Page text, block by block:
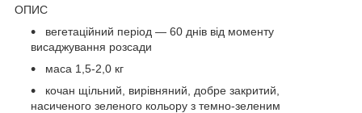
ОПИС
вегетаційний період — 60 днів від моменту
висаджування розсади
маса 1,5-2,0 кг
кочан щільний, вирівняний, добре закритий,
насиченого зеленого кольору з темно-зеленим